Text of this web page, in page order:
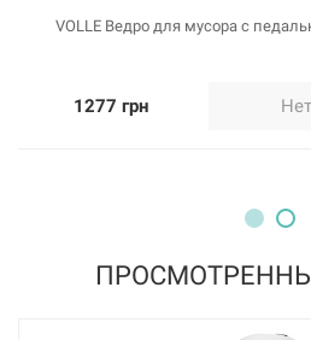
VOLLE Ведро для мусора с
1277 грн